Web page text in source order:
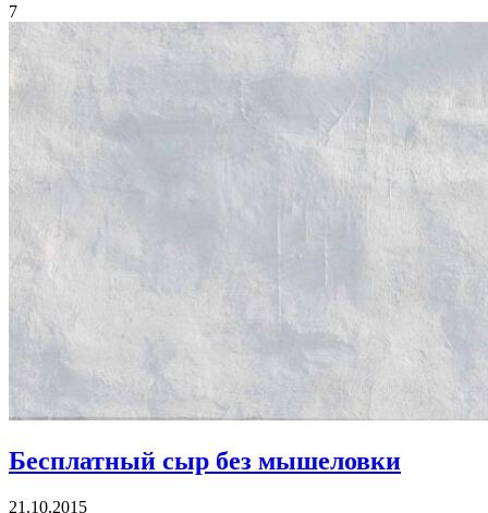
7
Бесплатный сыр без мышеловки
21.10.2015